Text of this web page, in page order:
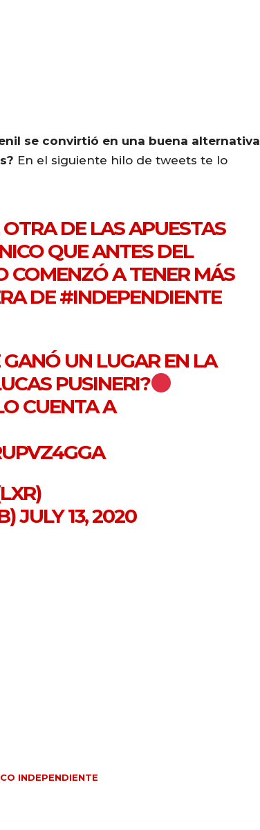
se convirtió en una buena alternativa
En el siguiente hilo de tweets te lo
DE LAS APUESTAS
QUE ANTES DEL
COMENZÓ A TENER MÁS
DE#INDEPENDIENTE
UN LUGAR EN LA
PUSINERI?
CUENTA A
JULY 13, 2020
INDEPENDIENTE